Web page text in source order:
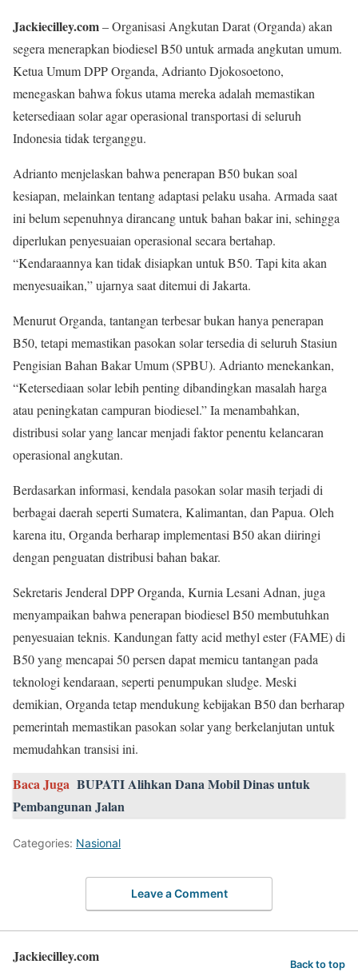
Jackiecilley.com– Organisasi Angkutan Darat (Organda) akan
segera menerapkan biodiesel B50 untuk armada angkutan umum.
Ketua Umum DPP Organda, Adrianto Djokosoetono,
menegaskan bahwa fokus utama mereka adalah memastikan
ketersediaan solar agar operasional transportasi di seluruh
Indonesia tidak terganggu.
Adrianto menjelaskan bahwa penerapan B50 bukan soal
kesiapan, melainkan tentang adaptasi pelaku usaha. Armada saat
ini belum sepenuhnya dirancang untuk bahan bakar ini, sehingga
diperlukan penyesuaian operasional secara bertahap.
“Kendaraannya kan tidak disiapkan untuk B50. Tapi kita akan
menyesuaikan,” ujarnya saat ditemui di Jakarta.
Menurut Organda, tantangan terbesar bukan hanya penerapan
B50, tetapi memastikan pasokan solar tersedia di seluruh Stasiun
Pengisian Bahan Bakar Umum (SPBU). Adrianto menekankan,
“Ketersediaan solar lebih penting dibandingkan masalah harga
atau peningkatan campuran biodiesel.” Ia menambahkan,
distribusi solar yang lancar menjadi faktor penentu kelancaran
operasional angkutan.
Berdasarkan informasi, kendala pasokan solar masih terjadi di
berbagai daerah seperti Sumatera, Kalimantan, dan Papua. Oleh
karena itu, Organda berharap implementasi B50 akan diiringi
dengan penguatan distribusi bahan bakar.
Sekretaris Jenderal DPP Organda, Kurnia Lesani Adnan, juga
menyampaikan bahwa penerapan biodiesel B50 membutuhkan
penyesuaian teknis. Kandungan fatty acid methyl ester (FAME) di
B50 yang mencapai 50 persen dapat memicu tantangan pada
teknologi kendaraan, seperti penumpukan sludge. Meski
demikian, Organda tetap mendukung kebijakan B50 dan berharap
pemerintah memastikan pasokan solar yang berkelanjutan untuk
memudahkan transisi ini.
Baca Juga BUPATI Alihkan Dana Mobil Dinas untuk
Pembangunan Jalan
Categories: Nasional
Leave a Comment
Jackiecilley.com Back to top